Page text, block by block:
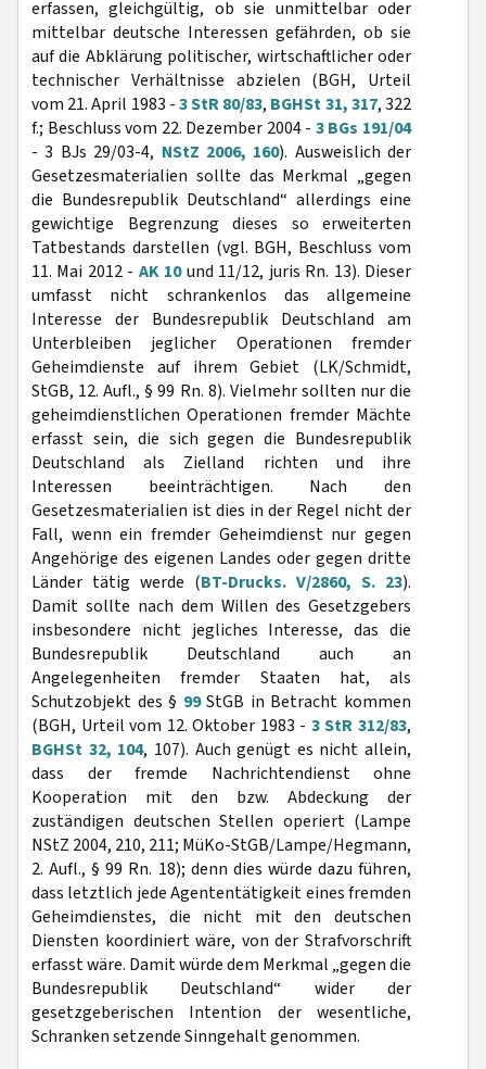
erfassen, gleichgültig, ob sie unmittelbar oder
mittelbar deutsche Interessen gefährden, ob sie
auf die Abklärung politischer, wirtschaftlicher oder
technischer Verhältnisse abzielen (BGH, Urteil
vom 21. April 1983 -3 StR 80/83, BGHSt 31, 317, 322
f.; Beschluss vom 22. Dezember 2004 - 3 BGs 191/04
- 3 BJs 29/03-4, NStZ 2006, 160). Ausweislich der
Gesetzesmaterialien sollte das Merkmal „gegen
die Bundesrepublik Deutschland“ allerdings eine
gewichtige Begrenzung dieses so erweiterten
Tatbestands darstellen (vgl. BGH, Beschluss vom
11. Mai 2012 - AK 10und 11/12, juris Rn. 13). Dieser
umfasst nicht schrankenlos das allgemeine
Interesse der Bundesrepublik Deutschland am
Unterbleiben jeglicher Operationen fremder
Geheimdienste auf ihrem Gebiet (LK/Schmidt,
StGB, 12. Aufl., § 99 Rn. 8). Vielmehr sollten nur die
geheimdienstlichen Operationen fremder Mächte
erfasst sein, die sich gegen die Bundesrepublik
Deutschland als Zielland richten und ihre
Interessen beeinträchtigen. Nach den
Gesetzesmaterialien ist dies in der Regel nicht der
Fall, wenn ein fremder Geheimdienst nur gegen
Angehörige des eigenen Landes oder gegen dritte
Länder tätig werde (BT-Drucks. V/2860, S. 23).
Damit sollte nach dem Willen des Gesetzgebers
insbesondere nicht jegliches Interesse, das die
Bundesrepublik Deutschland auch an
Angelegenheiten fremder Staaten hat, als
Schutzobjekt des § 99StGB in Betracht kommen
(BGH, Urteil vom 12. Oktober 1983 - 3 StR 312/83,
BGHSt 32, 104, 107). Auch genügt es nicht allein,
dass der fremde Nachrichtendienst ohne
Kooperation mit den bzw. Abdeckung der
zuständigen deutschen Stellen operiert (Lampe
NStZ 2004, 210, 211; MüKo-StGB/Lampe/Hegmann,
2. Aufl., § 99 Rn. 18); denn dies würde dazu führen,
dass letztlich jede Agententätigkeit eines fremden
Geheimdienstes, die nicht mit den deutschen
Diensten koordiniert wäre, von der Strafvorschrift
erfasst wäre. Damit würde dem Merkmal „gegen die
Bundesrepublik Deutschland“ wider der
gesetzgeberischen Intention der wesentliche,
Schranken setzende Sinngehalt genommen.